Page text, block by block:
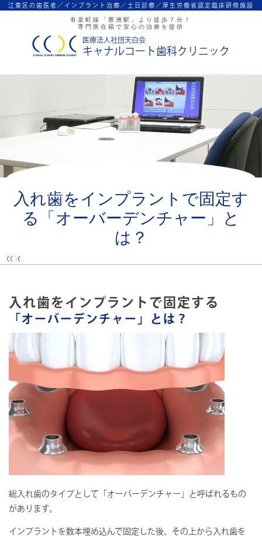
江東区の歯医者／インプラント治療／ 土日診療／厚生労働省認定臨床研修施設
有楽町線「豊洲駅」より徒歩７分！
専門医在籍で安心の治療を提供
医療法人社団天白会
キャナルコート歯科クリニック
入れ歯をインプラントで固定す
る「オーバーデンチャー」と
は？
入れ歯をインプラントで固定する
「オーバーデンチャー」とは？
総入れ歯のタイプとして「オーバーデンチャー」と呼ばれるもの
があります。
インプラントを数本埋め込んで固定した後、その上から入れ歯を